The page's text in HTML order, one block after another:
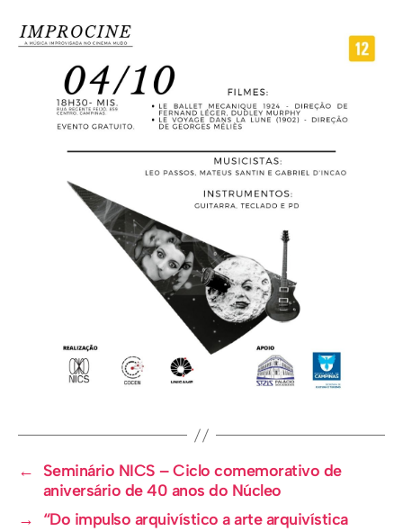
←
Seminário NICS – Ciclo comemorativo de
aniversário de 40 anos do Núcleo
→
“Do impulso arquivístico a arte arquivística